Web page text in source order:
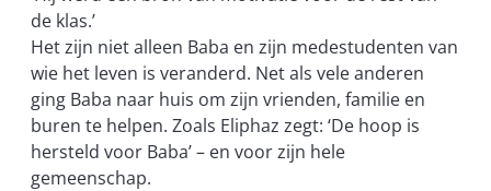
de klas.’
Het zijn niet alleen Baba en zijn medestudenten van
wie het leven is veranderd. Net als vele anderen
ging Baba naar huis om zijn vrienden, familie en
buren te helpen. Zoals Eliphaz zegt: ‘De hoop is
hersteld voor Baba’ – en voor zijn hele
gemeenschap.